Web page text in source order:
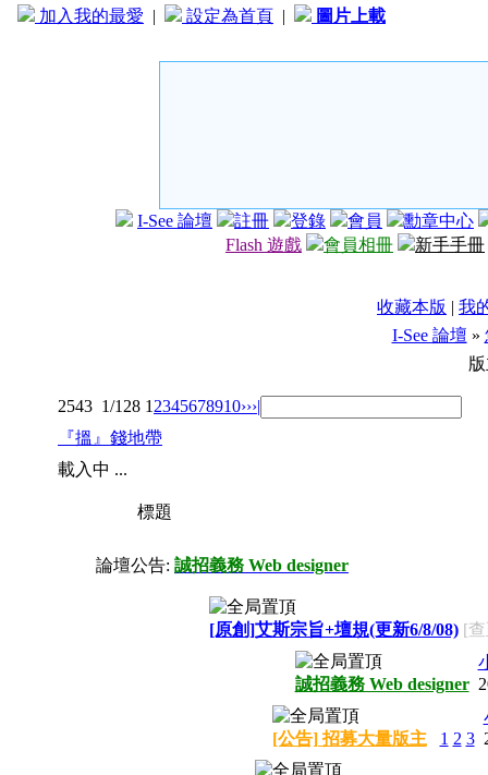
加入我的最愛 | 設定為首頁 | 圖片上載
I-See 論壇 註冊 登錄 會員
勳章中心
Flash 遊戲
會員相冊 新手手冊
收藏本版 | 我
I-See 論壇 »
2543 1/128 1 2345678910›››|
『搵』錢地帶
載入中 ...
標題
論壇公告: 誠招義務 Web designer
[原創]艾斯宗旨+壇規(更新6/8/08) [
誠招義務 Web designer
[公告] 招募大量版主 1 2 3